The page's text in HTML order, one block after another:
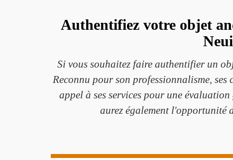
Authentifiez votre objet
Si vous souhaitez faire authentifier un
Reconnu pour son professionnalisme,
appel à ses services pour une
aurez également l'opportunité